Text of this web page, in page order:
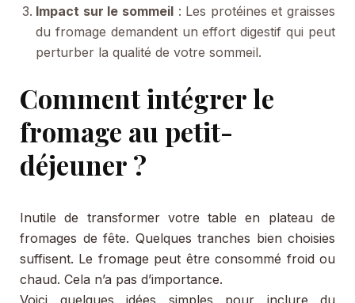
Impact sur le sommeil: Les protéines et graisses
du fromage demandent un effort digestif qui peut
perturber la qualité de votre sommeil.
Comment intégrer le
fromage au petit-
déjeuner ?
Inutile de transformer votre table en plateau de
fromages de fête. Quelques tranches bien choisies
suffisent. Le fromage peut être consommé froid ou
chaud. Cela n’a pas d’importance.